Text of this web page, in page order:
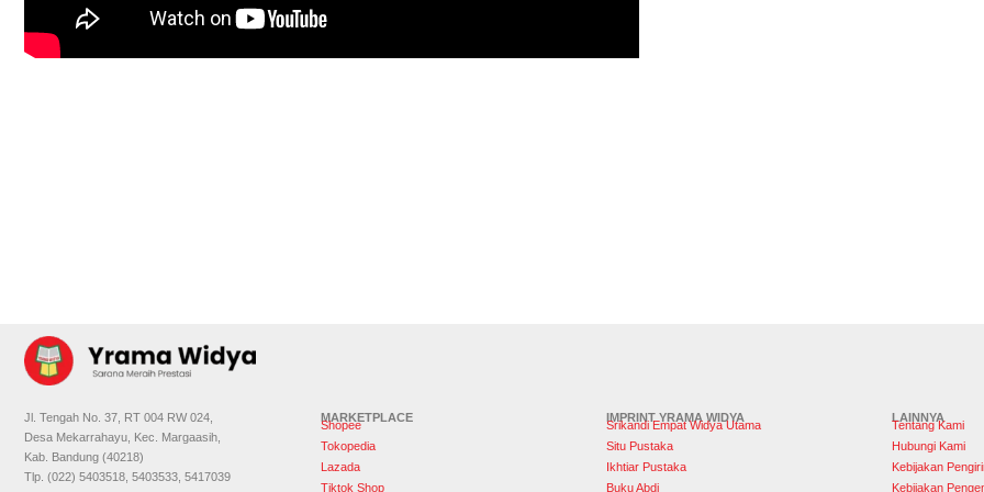
Jl. Tengah No. 37, RT 004 RW 024,
Desa Mekarrahayu, Kec. Margaasih,
Kab. Bandung (40218)
Tlp. (022) 5403518, 5403533, 5417039
MARKETPLACE
Shopee
Tokopedia
Lazada
Tiktok Shop
IMPRINT YRAMA WIDYA
Srikandi Empat Widya Utama
Situ Pustaka
Ikhtiar Pustaka
Buku Abdi
LAINNYA
Tentang Kami
Hubungi Kami
Kebijakan
Kebijakan